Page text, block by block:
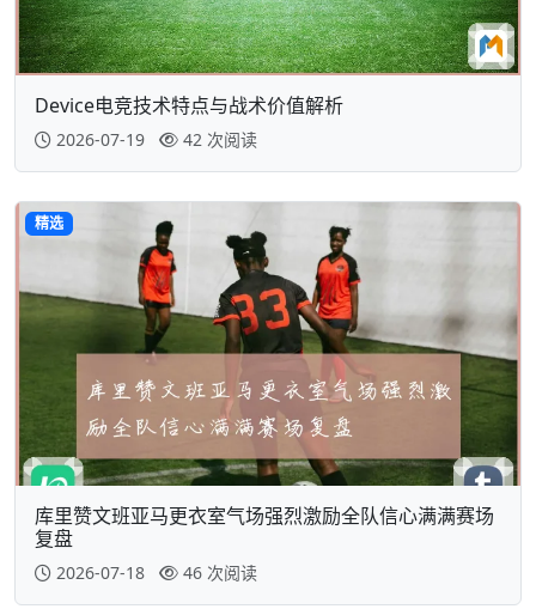
Device电竞技术特点与战术价值解析
2026-07-19 42 次阅读
精选
库里赞文班亚马更衣室气场强烈激励全队信心满满赛场
复盘
2026-07-18 46 次阅读